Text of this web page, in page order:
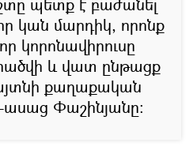
կան մարդիկ, որոնք
կորոնավիրուսը
և վատ ընթացք
քաղաքական
Փաշինյանը։